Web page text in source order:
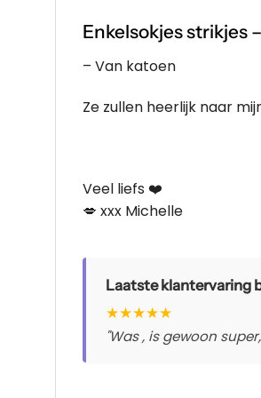
Enkelsokjes strikjes
– Van katoen
Ze zullen heerlijk naar
Veel liefs ❤️
💋 xxx Michelle
Laatste klantervaring
★★★★★
"Was , is gewoon